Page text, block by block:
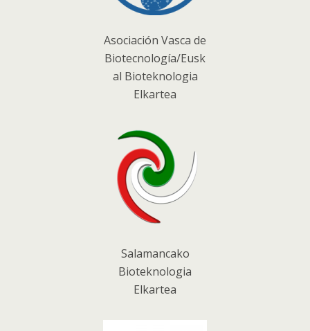
Asociación Vasca de
Biotecnología/Eusk
al Bioteknologia
Elkartea
Salamancako
Bioteknologia
Elkartea